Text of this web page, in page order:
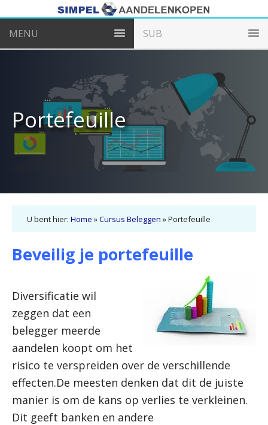
MENU SUB
U bent hier: Home »Cursus Beleggen »Portefeuille
Portefeuille
Beveilig je portefeuille
Diversificatie wil
zeggen dat een
belegger meerde
aandelen koopt om het
risico te verspreiden over de verschillende
effecten.De meesten denken dat dit de juiste
manier is om de kans op verlies te verkleinen.
Dit geeft banken en andere